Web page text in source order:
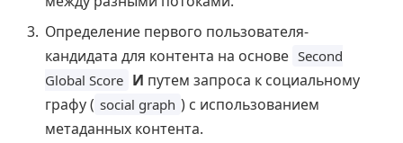
Определение первого пользователя-
кандидата для контента на основе Second
Global Score И путем запроса к социальному
графу ( social graph ) с использованием
метаданных контента.